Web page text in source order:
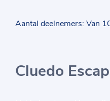
Aantal deelnemers: Van
Cluedo